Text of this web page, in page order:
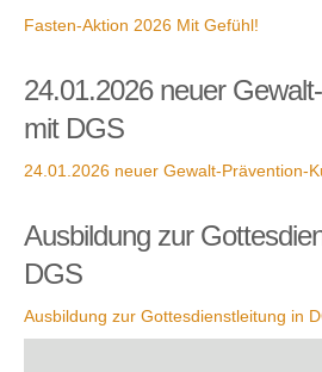
Fasten-Aktion 2026 Mit Gefühl!
24.01.2026 neuer
mit DGS
24.01.2026 neuer Gewalt-Prävention-
Ausbildung zur
DGS
Ausbildung zur Gottesdienstleitung in